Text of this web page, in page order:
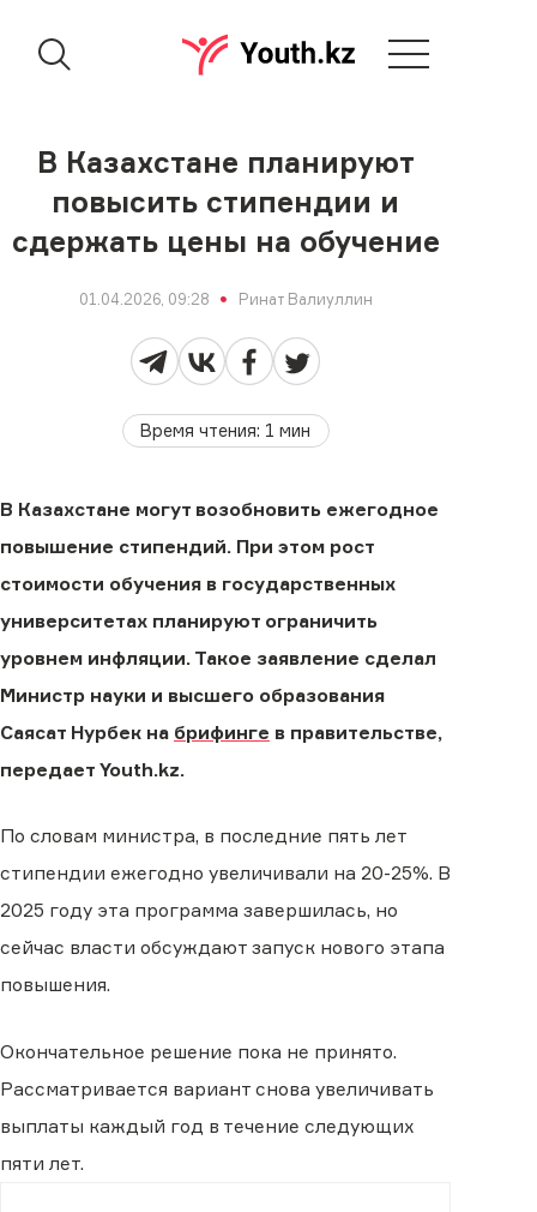
В Казахстане планируют
повысить стипендии и
сдержать цены на обучение
01.04.2026, 09:28 Ринат Валиуллин
Время чтения: 1 мин
В Казахстане могут возобновить ежегодное
повышение стипендий. При этом рост
стоимости обучения в государственных
университетах планируют ограничить
уровнем инфляции. Такое заявление сделал
Министр науки и высшего образования
Саясат Нурбек на брифинге в правительстве,
передает Youth.kz.
По словам министра, в последние пять лет
стипендии ежегодно увеличивали на 20-25%. В
2025 году эта программа завершилась, но
сейчас власти обсуждают запуск нового этапа
повышения.
Окончательное решение пока не принято.
Рассматривается вариант снова увеличивать
выплаты каждый год в течение следующих
пяти лет.